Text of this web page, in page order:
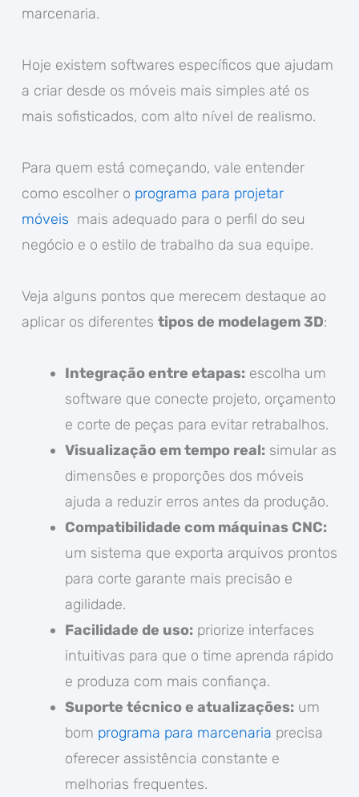
marcenaria.
Hoje existem softwares específicos que ajudam
a criar desde os móveis mais simples até os
mais sofisticados, com alto nível de realismo.
Para quem está começando, vale entender
como escolher o programa para projetar
móveis mais adequado para o perfil do seu
negócio e o estilo de trabalho da sua equipe.
Veja alguns pontos que merecem destaque ao
aplicar os diferentes tipos de modelagem 3D:
Integração entre etapas:escolha um
software que conecte projeto, orçamento
e corte de peças para evitar retrabalhos.
Visualização em tempo real:simular as
dimensões e proporções dos móveis
ajuda a reduzir erros antes da produção.
Compatibilidade com máquinas CNC:
um sistema que exporta arquivos prontos
para corte garante mais precisão e
agilidade.
Facilidade de uso:priorize interfaces
intuitivas para que o time aprenda rápido
e produza com mais confiança.
Suporte técnico e atualizações:um
bom programa para marcenaria precisa
oferecer assistência constante e
melhorias frequentes.